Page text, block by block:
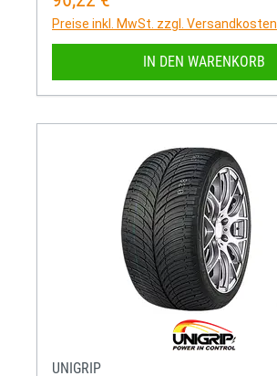
Preise inkl. MwSt. zzgl. Versandkosten
IN DEN WARENKORB
UNIGRIP